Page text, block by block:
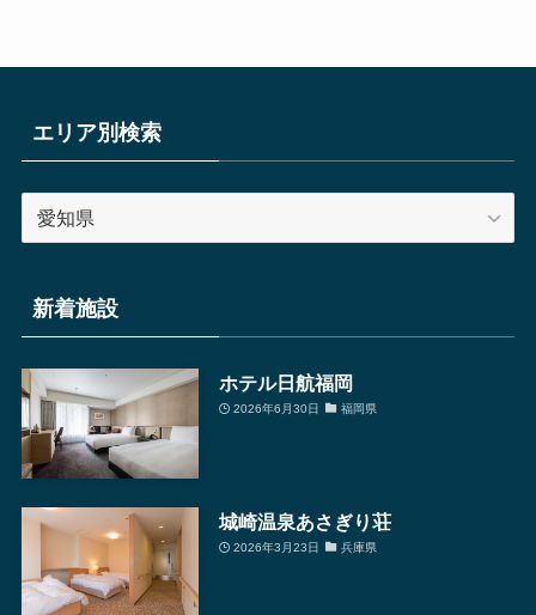
エリア別検索
リ
別
検
新着施設
ホテル日航福岡
2026年6月30日 福岡県
城崎温泉あさぎり荘
2026年3月23日 兵庫県